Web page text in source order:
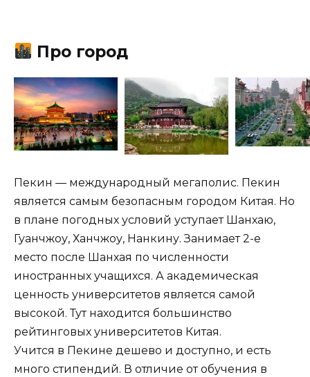
Про город
Пекин — международный мегаполис. Пекин
является самым безопасным городом Китая. Но
в плане погодных условий уступает Шанхаю,
Гуанчжоу, Ханчжоу, Нанкину. Занимает 2-е
место после Шанхая по численности
иностранных учащихся. А академическая
ценность университетов является самой
высокой. Тут находится большинство
рейтинговых университетов Китая.
Учится в Пекине дешево и доступно, и есть
много стипендий. В отличие от обучения в